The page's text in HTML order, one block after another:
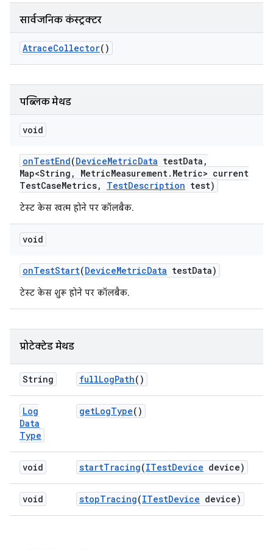
सार्वजनिक कंस्ट्रक्टर
AtraceCollector()
पब्लिक मेथड
void
onTestEnd(DeviceMetricData testData ,
Map<String , MetricMeasurement. Metric> current
TestCaseMetrics, TestDescription test)
टेस्ट केस खत्म होने पर कॉलबैक.
void
onTestStart(DeviceMetricData testData)
टेस्ट केस शुरू होने पर कॉलबैक.
प्रोटेक्टेड मेथड
String fullLogPath()
Log
Data
Type
getLogType()
void startTracing(ITestDevice device)
void stopTracing(ITestDevice device)